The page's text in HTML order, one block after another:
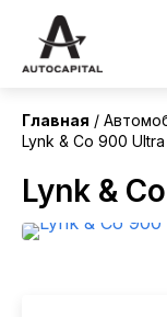
Главная
Lynk & Co 900
Lynk &
Китай
Без пробега